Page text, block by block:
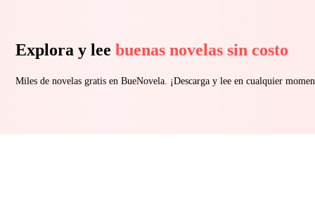
Explora y lee buenas novelas sin costo
Miles de novelas gratis en BueNovela. ¡Descarga y lee en cualquier